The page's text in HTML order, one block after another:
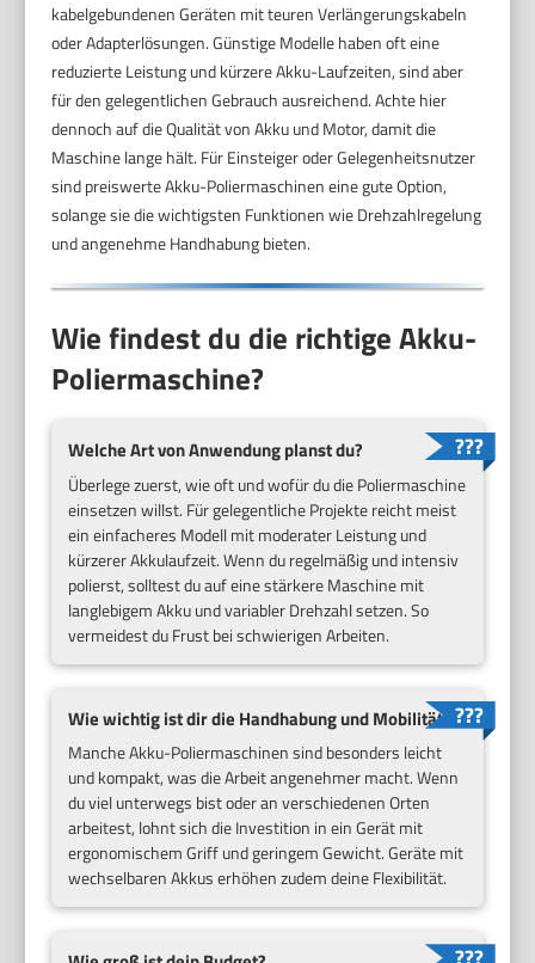
kabelgebundenen Geräten mit teuren Verlängerungskabeln
oder Adapterlösungen. Günstige Modelle haben oft eine
reduzierte Leistung und kürzere Akku-Laufzeiten, sind aber
für den gelegentlichen Gebrauch ausreichend. Achte hier
dennoch auf die Qualität von Akku und Motor, damit die
Maschine lange hält. Für Einsteiger oder Gelegenheitsnutzer
sind preiswerte Akku-Poliermaschinen eine gute Option,
solange sie die wichtigsten Funktionen wie Drehzahlregelung
und angenehme Handhabung bieten.
Wie findest du die richtige Akku-
Poliermaschine?
Welche Art von Anwendung planst du?
Überlege zuerst, wie oft und wofür du die Poliermaschine
einsetzen willst. Für gelegentliche Projekte reicht meist
ein einfacheres Modell mit moderater Leistung und
kürzerer Akkulaufzeit. Wenn du regelmäßig und intensiv
polierst, solltest du auf eine stärkere Maschine mit
langlebigem Akku und variabler Drehzahl setzen. So
vermeidest du Frust bei schwierigen Arbeiten.
Wie wichtig ist dir die Handhabung und Mobilität?
Manche Akku-Poliermaschinen sind besonders leicht
und kompakt, was die Arbeit angenehmer macht. Wenn
du viel unterwegs bist oder an verschiedenen Orten
arbeitest, lohnt sich die Investition in ein Gerät mit
ergonomischem Griff und geringem Gewicht. Geräte mit
wechselbaren Akkus erhöhen zudem deine Flexibilität.